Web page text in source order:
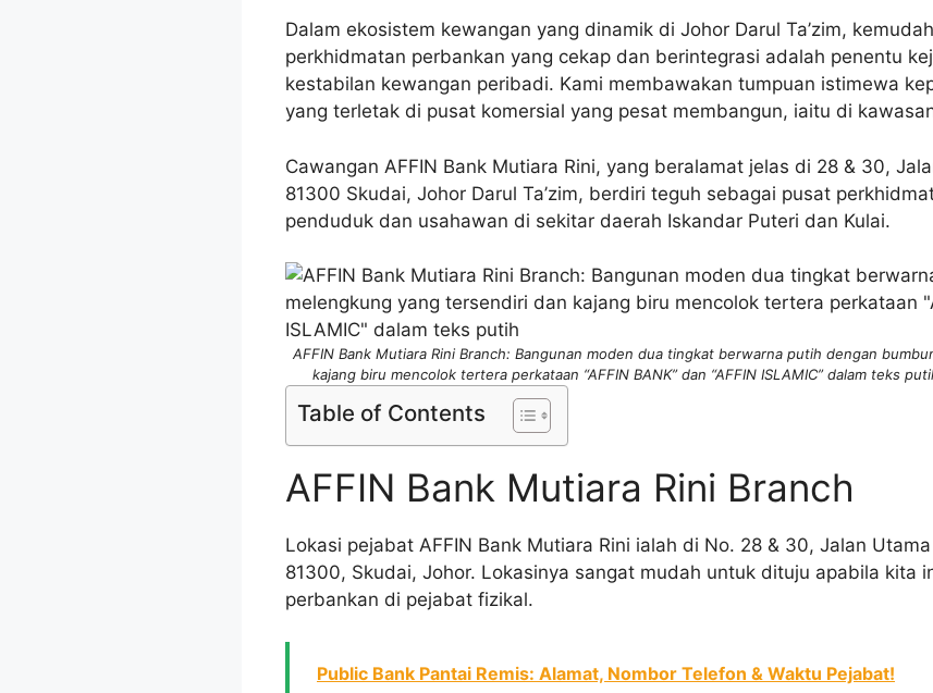
Dalam ekosistem kewangan yang dinamik di Johor Darul Ta’zim,
perkhidmatan perbankan yang cekap dan berintegrasi adalah penentu
kestabilan kewangan peribadi. Kami membawakan tumpuan istimewa
yang terletak di pusat komersial yang pesat membangun, iaitu di
Cawangan AFFIN Bank Mutiara Rini, yang beralamat jelas di 28 & 30,
81300 Skudai, Johor Darul Ta’zim, berdiri teguh sebagai pusat
penduduk dan usahawan di sekitar daerah Iskandar Puteri dan Kulai.
AFFIN Bank Mutiara Rini Branch: Bangunan moden dua tingkat berwarna putih dengan
kajang biru mencolok tertera perkataan “AFFIN BANK” dan “AFFIN ISLAMIC” dalam teks
Table of Contents
AFFIN Bank Mutiara Rini Branch
Lokasi pejabat AFFIN Bank Mutiara Rini ialah di No. 28 & 30, Jalan
81300, Skudai, Johor. Lokasinya sangat mudah untuk dituju apabila kita
perbankan di pejabat fizikal.
Public Bank Pantai Remis: Alamat, Nombor Telefon & Waktu Pejabat!